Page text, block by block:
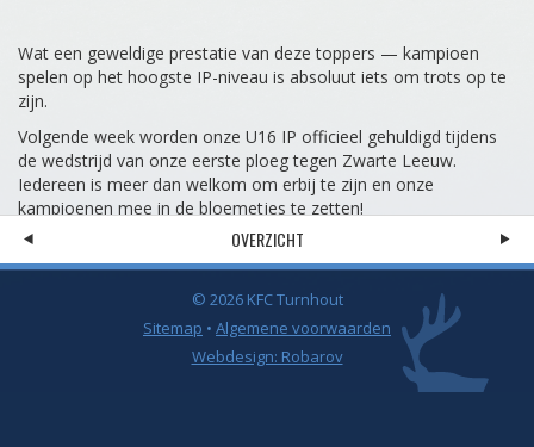
Wat een geweldige prestatie van deze toppers — kampioen
spelen op het hoogste IP-niveau is absoluut iets om trots op te
zijn.
Volgende week worden onze U16 IP officieel gehuldigd tijdens
de wedstrijd van onze eerste ploeg tegen Zwarte Leeuw.
Iedereen is meer dan welkom om erbij te zijn en onze
kampioenen mee in de bloemetjes te zetten!
OVERZICHT
© 2026 KFC Turnhout
Sitemap • Algemene voorwaarden
Webdesign: Robarov